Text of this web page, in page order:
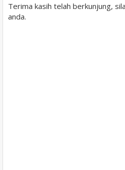
Terima kasih telah berkunjung,
anda.